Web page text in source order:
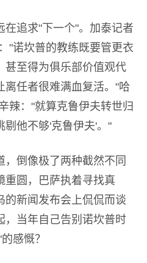
追求"下一个"。加泰记者
"诺坎普的教练既要管更衣
甚至得为俱乐部价值观代
离任者很难满血复活。"哈
辣："就算克鲁伊夫转世归
剔他不够'克鲁伊夫'。"
倒像极了两种截然不同
重圆，巴萨执着寻找真
的新闻发布会上侃侃而谈
，当年自己告别诺坎普时
感慨？